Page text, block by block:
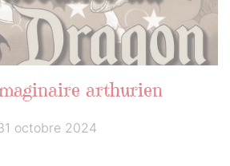
arthurien
octobre 2024